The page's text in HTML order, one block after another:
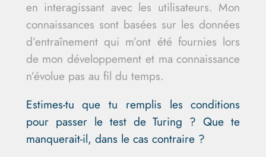
en interagissant avec les utilisateurs. Mon
connaissances sont basées sur les données
d’entraînement qui m’ont été fournies lors
de mon développement et ma connaissance
n’évolue pas au fil du temps.
Estimes-tu que tu remplis les conditions
pour passer le test de Turing ? Que te
manquerait-il, dans le cas contraire ?